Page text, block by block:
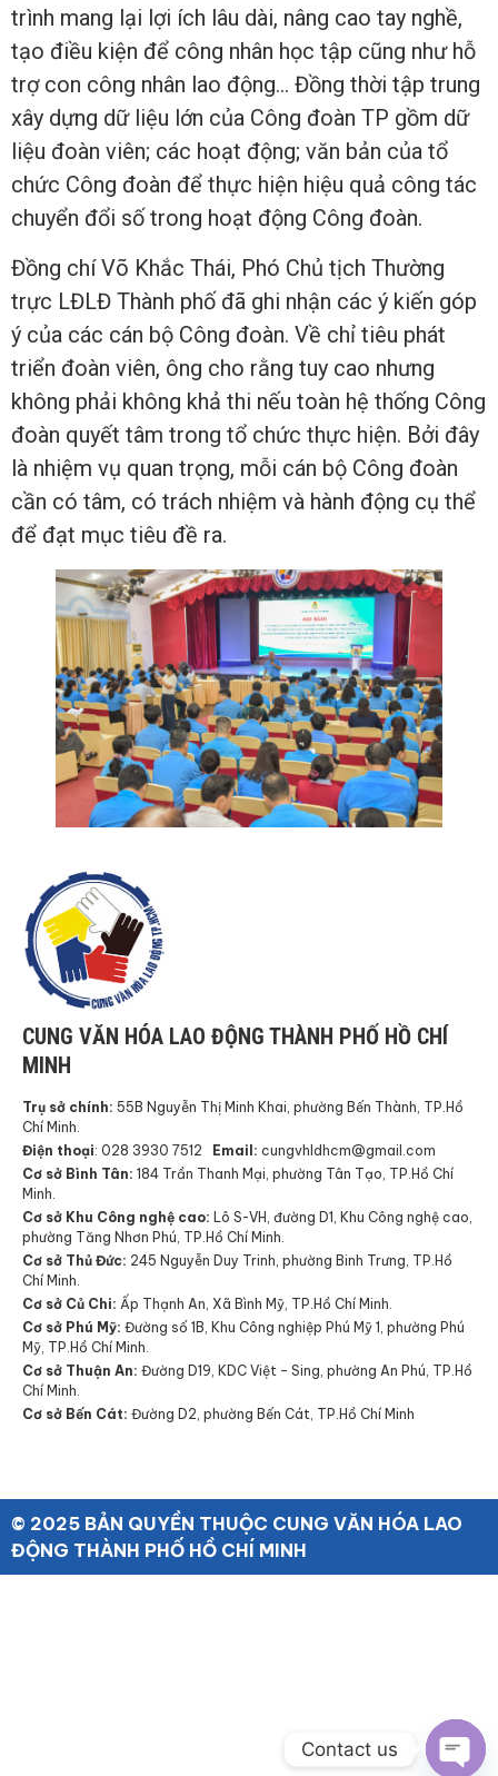
trình mang lại lợi ích lâu dài, nâng cao tay nghề,
tạo điều kiện để công nhân học tập cũng như hỗ
trợ con công nhân lao động… Đồng thời tập trung
xây dựng dữ liệu lớn của Công đoàn TP gồm dữ
liệu đoàn viên; các hoạt động; văn bản của tổ
chức Công đoàn để thực hiện hiệu quả công tác
chuyển đổi số trong hoạt động Công đoàn.
Đồng chí Võ Khắc Thái, Phó Chủ tịch Thường
trực LĐLĐ Thành phố đã ghi nhận các ý kiến góp
ý của các cán bộ Công đoàn. Về chỉ tiêu phát
triển đoàn viên, ông cho rằng tuy cao nhưng
không phải không khả thi nếu toàn hệ thống Công
đoàn quyết tâm trong tổ chức thực hiện. Bởi đây
là nhiệm vụ quan trọng, mỗi cán bộ Công đoàn
cần có tâm, có trách nhiệm và hành động cụ thể
để đạt mục tiêu đề ra.
CUNG VĂN HÓA LAO ĐỘNG THÀNH PHỐ HỒ CHÍ
MINH
Trụ sở chính: 55B Nguyễn Thị Minh Khai, phường Bến Thành, TP.Hồ
Chí Minh.
Điện thoại: 028 3930 7512 Email: cungvhldhcm@gmail.com
Cơ sở Bình Tân: 184 Trần Thanh Mại, phường Tân Tạo, TP.Hồ Chí
Minh.
Cơ sở Khu Công nghệ cao: Lô S-VH, đường D1, Khu Công nghệ cao,
phường Tăng Nhơn Phú, TP.Hồ Chí Minh.
Cơ sở Thủ Đức: 245 Nguyễn Duy Trinh, phường Binh Trưng, TP.Hồ
Chí Minh.
Cơ sở Củ Chi: Ấp Thạnh An, Xã Bình Mỹ, TP.Hồ Chí Minh.
Cơ sở Phú Mỹ: Đường số 1B, Khu Công nghiệp Phú Mỹ 1, phường Phú
Mỹ, TP.Hồ Chí Minh.
Cơ sở Thuận An: Đường D19, KDC Việt – Sing, phường An Phú, TP.Hồ
Chí Minh.
Cơ sở Bến Cát: Đường D2, phường Bến Cát, TP.Hồ Chí Minh
© 2025 BẢN QUYỀN THUỘC CUNG VĂN HÓA LAO
ĐỘNG THÀNH PHỐ HỒ CHÍ MINH
Contact us